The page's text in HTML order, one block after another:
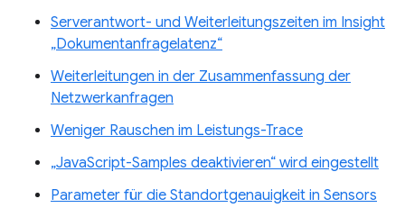
Serverantwort- und Weiterleitungszeiten im Insight
„Dokumentanfragelatenz“
Weiterleitungen in der Zusammenfassung der
Netzwerkanfragen
Weniger Rauschen im Leistungs-Trace
„JavaScript-Samples deaktivieren“ wird eingestellt
Parameter für die Standortgenauigkeit in Sensors